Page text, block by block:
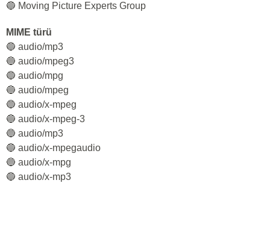
🔵 Moving Picture Experts Group
MIME türü
🔵 audio/mp3
🔵 audio/mpeg3
🔵 audio/mpg
🔵 audio/mpeg
🔵 audio/x-mpeg
🔵 audio/x-mpeg-3
🔵 audio/mp3
🔵 audio/x-mpegaudio
🔵 audio/x-mpg
🔵 audio/x-mp3